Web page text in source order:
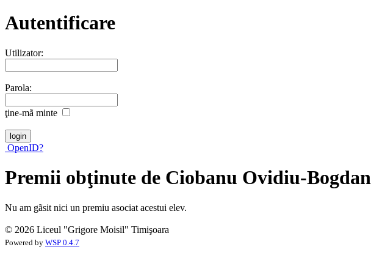
Autentificare
Utilizator:
Parola:
ţine-mã minte
OpenID?
Premii obţinute de Ciobanu Ovidiu-Bogdan
Nu am gãsit nici un premiu asociat acestui elev.
© 2026 Liceul "Grigore Moisil" Timişoara
Powered by WSP 0.4.7